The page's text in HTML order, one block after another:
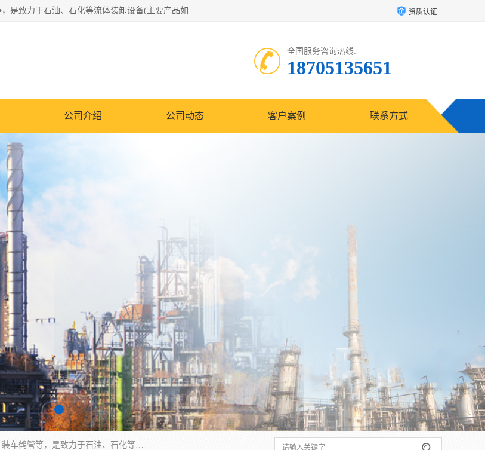
连云港众邦石化设备制造有限公司是一家鹤管厂家主营：鹤管、装车鹤管等，是致力于石油、石化等流体装卸设备(主要产品如鹤管、输油臂、脱缆钩等)的咨询、设计、制造、检测、安装指导、系统调试、维修维护等业务的公司。 资质认证
全国服务咨询热线:
18705135651
公司介绍 公司动态 客户案例 联系方式
连云港众邦石化设备制造有限公司是一家鹤管厂家主营：鹤管、装车鹤管等，是致力于石油、石化等流体装卸设备(主要产品如鹤管、输油臂、脱缆钩等)的咨询、设计、制造、检测、安装指导、系统调试、维修维护等业务的公司。